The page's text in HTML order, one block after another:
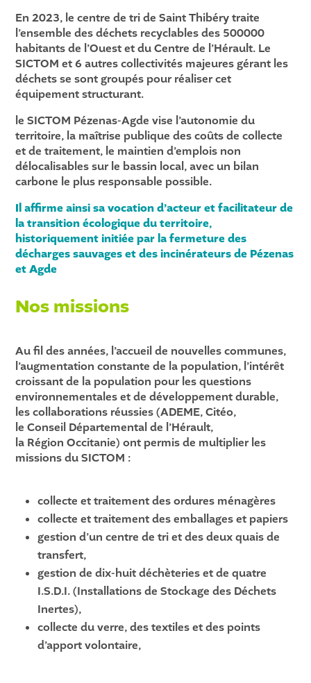
En 2023, le centre de tri de Saint Thibéry traite
l’ensemble des déchets recyclables des 500000
habitants de l’Ouest et du Centre de l’Hérault. Le
SICTOM et 6 autres collectivités majeures gérant les
déchets se sont groupés pour réaliser cet
équipement structurant.
le SICTOM Pézenas-Agde vise l’autonomie du
territoire, la maîtrise publique des coûts de collecte
et de traitement, le maintien d’emplois non
délocalisables sur le bassin local, avec un bilan
carbone le plus responsable possible.
Il affirme ainsi sa vocation d’acteur et facilitateur de
la transition écologique du territoire,
historiquement initiée par la fermeture des
décharges sauvages et des incinérateurs de Pézenas
et Agde
Nos missions
Au fil des années, l’accueil de nouvelles communes,
l’augmentation constante de la population, l’intérêt
croissant de la population pour les questions
environnementales et de développement durable,
les collaborations réussies (ADEME,Citéo,
le Conseil Départemental de l’Hérault,
la Région Occitanie) ont permis de multiplier les
missions du SICTOM :
collecte et traitement des ordures ménagères
collecte et traitement des emballages et papiers
gestion d’un centre de tri et des deux quais de
transfert,
gestion de dix-huit déchèteries et de quatre
I.S.D.I. (Installations de Stockage des Déchets
Inertes),
collecte du verre, des textiles et des points
d’apport volontaire,